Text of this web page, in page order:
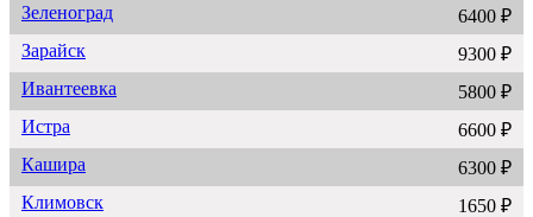
Зеленоград
6400 ₽
Зарайск
9300 ₽
Ивантеевка
5800 ₽
Истра
6600 ₽
Кашира
6300 ₽
Климовск
1650 ₽